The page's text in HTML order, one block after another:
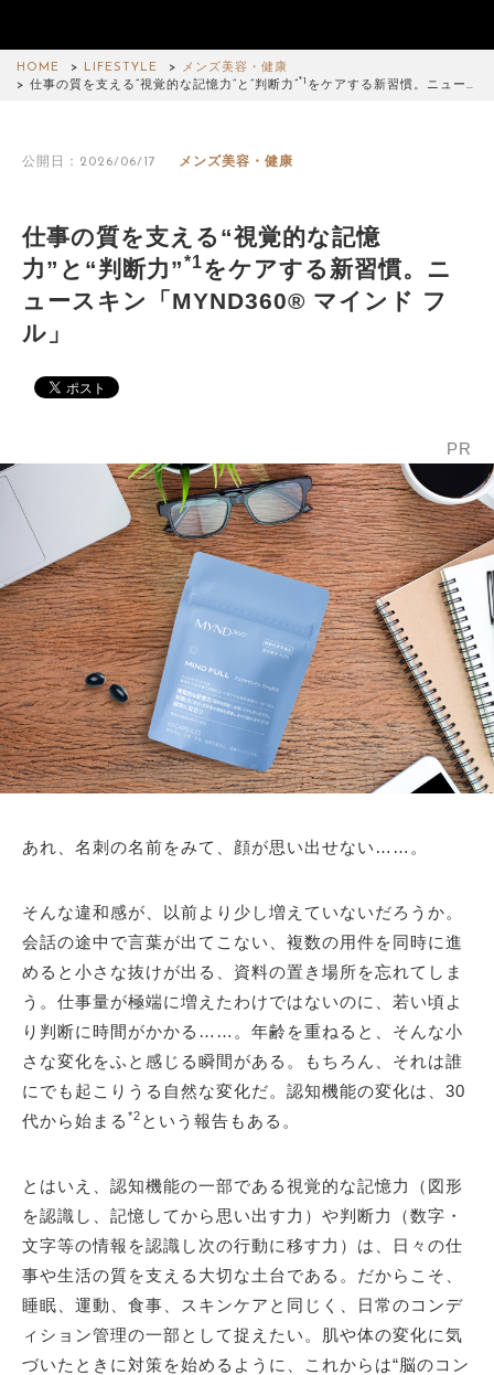
HOME LIFESTYLE
メンズ美容・健康
仕事の質を支える“視覚的な記憶力”と“判断力”*1 をケアする新習慣。ニュー…
公開日：2026/06/17 メンズ美容・健康
仕事の質を支える“視覚的な記憶
力”と“判断力”*1をケアする新習慣。ニ
ュースキン「MYND360® マインド フ
ル」
PR
あれ、名刺の名前をみて、顔が思い出せない……。
そんな違和感が、以前より少し増えていないだろうか。
会話の途中で言葉が出てこない、複数の用件を同時に進
めると小さな抜けが出る、資料の置き場所を忘れてしま
う。仕事量が極端に増えたわけではないのに、若い頃よ
り判断に時間がかかる……。年齢を重ねると、そんな小
さな変化をふと感じる瞬間がある。もちろん、それは誰
にでも起こりうる自然な変化だ。認知機能の変化は、30
代から始まる *2 という報告もある。
とはいえ、認知機能の一部である視覚的な記憶力（図形
を認識し、記憶してから思い出す力）や判断力（数字・
文字等の情報を認識し次の行動に移す力）は、日々の仕
事や生活の質を支える大切な土台である。だからこそ、
睡眠、運動、食事、スキンケアと同じく、日常のコンデ
ィション管理の一部として捉えたい。肌や体の変化に気
づいたときに対策を始めるように、これからは“脳のコン